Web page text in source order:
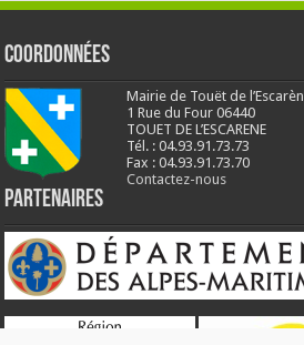
Coordonnées
Mairie de Touët de
1 Rue du Four 06440
TOUET DE L’ESCARENE
Tél. : 04.93.91.73.73
Fax : 04.93.91.73.70
Contactez-nous
Partenaires